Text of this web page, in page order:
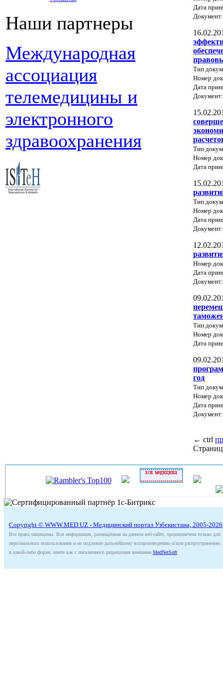
Наши партнеры
Международная
ассоциация
телемедицины и
электронного
здравоохранения
Дата
Тип
Номер
Дата
Тип
Номер
Дата
Тип
Номер
Дата
Номер
Дата
Тип
Номер
Дата
год
Тип
Номер
Дата
← ctrl
Copyright © WWW.MED.UZ - Медицинский портал Узбекистана, 2005-2026
Все права защищены. Вся информация, размещённая на данном веб-сайте, предназначена только для
персонального использования и не подлежит дальнейшему воспроизведению и/или распространению
в какой-либо форме, иначе как с письменного разрешения компании MedNetSoft